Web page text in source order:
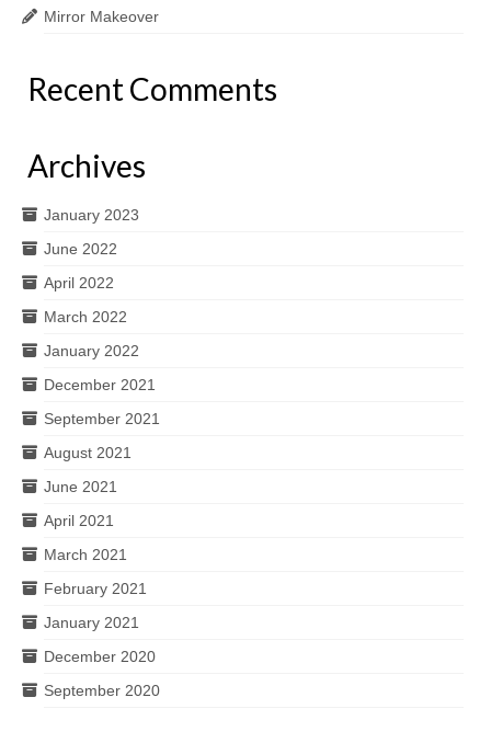
Mirror Makeover
Recent Comments
Archives
January 2023
June 2022
April 2022
March 2022
January 2022
December 2021
September 2021
August 2021
June 2021
April 2021
March 2021
February 2021
January 2021
December 2020
September 2020